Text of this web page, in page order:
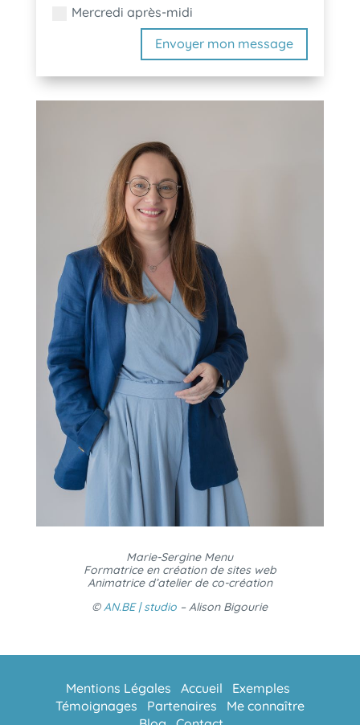
Mercredi après-midi
Envoyer mon message
Marie-Sergine Menu
Formatrice en création de sites web
Animatrice d’atelier de co-création
©AN.BE | studio – Alison Bigourie
Mentions Légales Accueil
Exemples
Témoignages
Partenaires
Me connaître